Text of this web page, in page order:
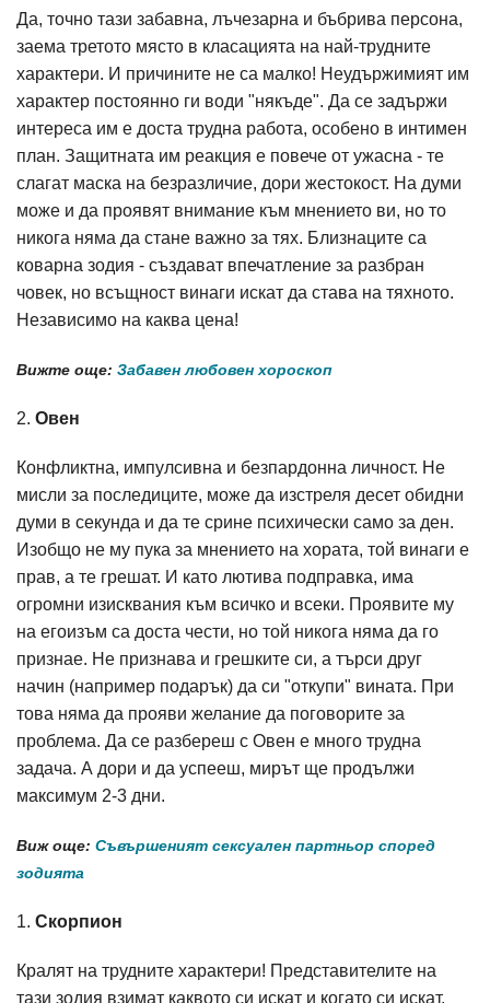
Да, точно тази забавна, лъчезарна и бъбрива персона,
заема третото място в класацията на най-трудните
характери. И причините не са малко! Неудържимият им
характер постоянно ги води "някъде". Да се задържи
интереса им е доста трудна работа, особено в интимен
план. Защитната им реакция е повече от ужасна - те
слагат маска на безразличие, дори жестокост. На думи
може и да проявят внимание към мнението ви, но то
никога няма да стане важно за тях. Близнаците са
коварна зодия - създават впечатление за разбран
човек, но всъщност винаги искат да става на тяхното.
Независимо на каква цена!
Вижте още: Забавен любовен хороскоп
2. Овен
Конфликтна, импулсивна и безпардонна личност. Не
мисли за последиците, може да изстреля десет обидни
думи в секунда и да те срине психически само за ден.
Изобщо не му пука за мнението на хората, той винаги е
прав, а те грешат. И като лютива подправка, има
огромни изисквания към всичко и всеки. Проявите му
на егоизъм са доста чести, но той никога няма да го
признае. Не признава и грешките си, а търси друг
начин (например подарък) да си "откупи" вината. При
това няма да прояви желание да поговорите за
проблема. Да се разбереш с Овен е много трудна
задача. А дори и да успееш, мирът ще продължи
максимум 2-3 дни.
Виж още: Съвършеният сексуален партньор според
зодията
1. Скорпион
Кралят на трудните характери! Представителите на
тази зодия взимат каквото си искат и когато си искат,